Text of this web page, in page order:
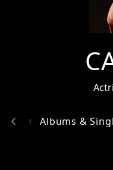
Albums &
chevron_left